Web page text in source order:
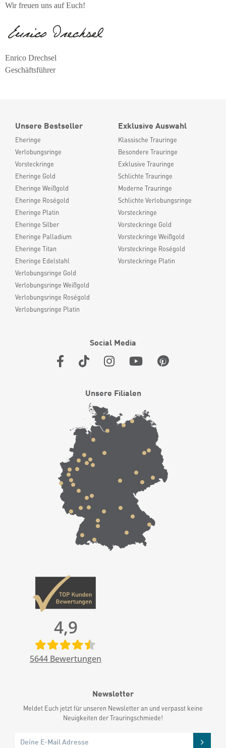
Wir freuen uns auf Euch!
Enrico Drechsel
Geschäftsführer
Unsere Bestseller
Eheringe
Verlobungsringe
Vorsteckringe
Eheringe Gold
Eheringe Weißgold
Eheringe Roségold
Eheringe Platin
Eheringe Silber
Eheringe Palladium
Eheringe Titan
Eheringe Edelstahl
Verlobungsringe Gold
Verlobungsringe Weißgold
Verlobungsringe Roségold
Verlobungsringe Platin
Exklusive Auswahl
Klassische Trauringe
Besondere Trauringe
Exklusive Trauringe
Schlichte Trauringe
Moderne Trauringe
Schlichte Verlobungsringe
Vorsteckringe
Vorsteckringe Gold
Vorsteckringe Weißgold
Vorsteckringe Roségold
Vorsteckringe Platin
Social Media
Unsere Filialen
4,9
5644 Bewertungen
Newsletter
Meldet Euch jetzt für unseren Newsletter an und verpasst keine
Neuigkeiten der Trauringschmiede!